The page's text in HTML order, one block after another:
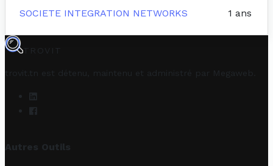
SOCIETE INTEGRATION NETWORKS
1 ans
TROVIT
trovit.tn est détenu, maintenu et administré par Megaweb
Autres Outils